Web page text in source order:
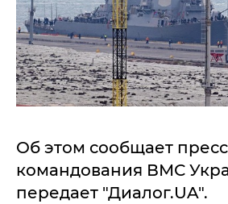
Об этом сообщает
командования ВМС
передает "Диалог.UA".